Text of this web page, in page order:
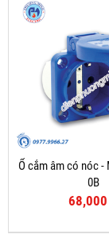
Ổ cắm âm có nóc -
0B